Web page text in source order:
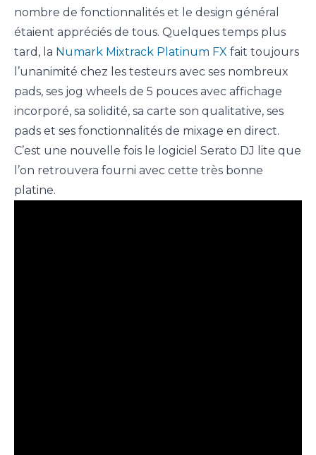
nombre de fonctionnalités et le design général
étaient appréciés de tous. Quelques temps plus
tard, la Numark Mixtrack Platinum FX fait toujours
l’unanimité chez les testeurs avec ses nombreux
pads, ses jog wheels de 5 pouces avec affichage
incorporé, sa solidité, sa carte son qualitative, ses
pads et ses fonctionnalités de mixage en direct.
C’est une nouvelle fois le logiciel Serato DJ lite que
l’on retrouvera fourni avec cette très bonne
platine.